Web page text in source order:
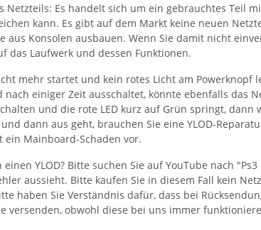
Netzteils: Es handelt sich um ein gebrauchtes Teil
kann. Es gibt auf dem Markt keine neuen
aus Konsolen ausbauen. Wenn Sie damit nicht
das Laufwerk und dessen Funktionen.
mehr startet und kein rotes Licht am
einiger Zeit ausschaltet, könnte ebenfalls das
und die rote LED kurz auf Grün springt,
und dann aus geht, brauchen Sie eine YLOD-
ein Mainboard-Schaden vor.
YLOD? Bitte suchen Sie auf YouTube nach
aussieht. Bitte kaufen Sie in diesem Fall kein
haben Sie Verständnis dafür, dass bei
versenden, obwohl diese bei uns immer